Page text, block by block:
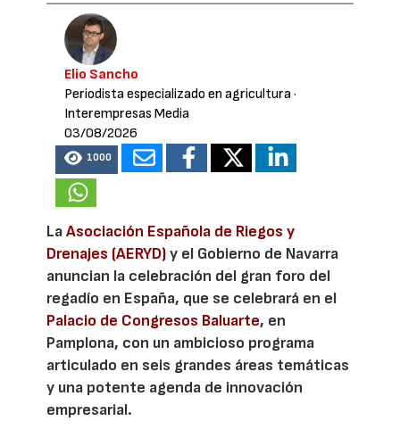
Elio Sancho
Periodista especializado en agricultura·
Interempresas Media
03/08/2026
1000
LaAsociación Española de Riegos y
Drenajes (AERYD)y el Gobierno de Navarra
anuncian la celebración del gran foro del
regadío en España, que se celebrará en el
Palacio de Congresos Baluarte, en
Pamplona, con un ambicioso programa
articulado en seis grandes áreas temáticas
y una potente agenda de innovación
empresarial.